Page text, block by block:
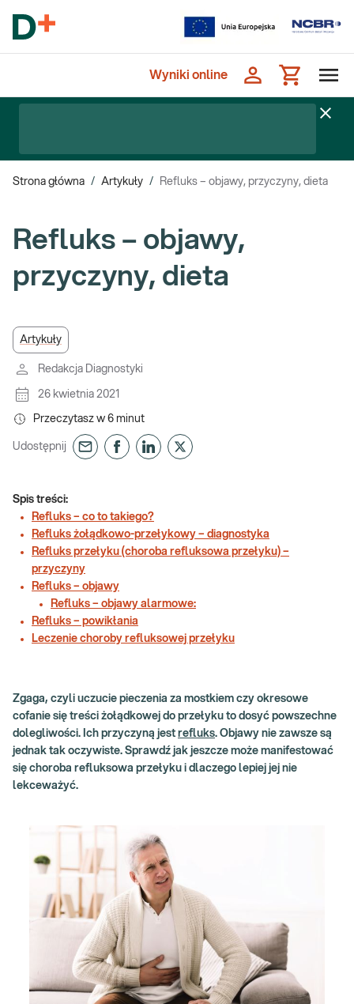
Wyniki online
Strona główna / Artykuły / Refluks – objawy, przyczyny, dieta
Refluks – objawy,
przyczyny, dieta
Artykuły
Redakcja Diagnostyki
26 kwietnia 2021
Przeczytasz w 6 minut
Udostępnij
Spis treści:
Refluks – co to takiego?
Refluks żołądkowo-przełykowy – diagnostyka
Refluks przełyku (choroba refluksowa przełyku) –
przyczyny
Refluks – objawy
Refluks – objawy alarmowe:
Refluks – powikłania
Leczenie choroby refluksowej przełyku
Zgaga, czyli uczucie pieczenia za mostkiem czy okresowe
cofanie się treści żołądkowej do przełyku to dosyć powszechne
dolegliwości. Ich przyczyną jest refluks. Objawy nie zawsze są
jednak tak oczywiste. Sprawdź jak jeszcze może manifestować
się choroba refluksowa przełyku i dlaczego lepiej jej nie
lekceważyć.